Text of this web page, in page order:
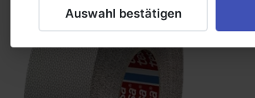
Auswahl bestätigen